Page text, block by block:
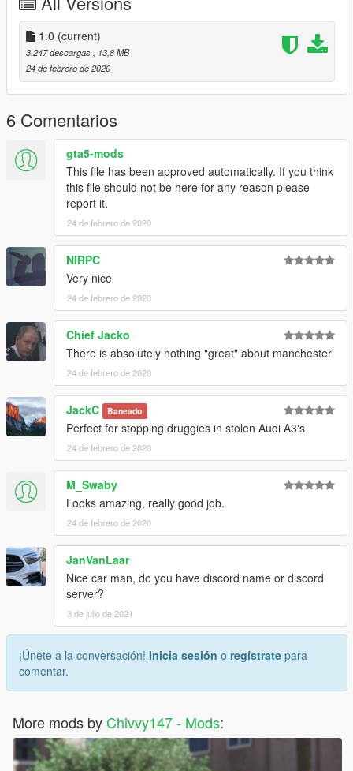
1.0 (current)
3.247 descargas
, 13,8 MB
24 de febrero de 2020
6 Comentarios
gta5-mods
This file has been approved automatically. If you think
this file should not be here for any reason please
report it.
24 de febrero de 2020
NIRPC
Very nice
24 de febrero de 2020
Chief Jacko
There is absolutely nothing "great" about manchester
24 de febrero de 2020
JackC Baneado
Perfect for stopping druggies in stolen Audi A3's
24 de febrero de 2020
M_Swaby
Looks amazing, really good job.
24 de febrero de 2020
JanVanLaar
Nice car man, do you have discord name or discord
server?
3 de julio de 2021
¡Únete a la conversación! Inicia sesión o regístrate para
comentar.
More mods by Chivvy147 - Mods: